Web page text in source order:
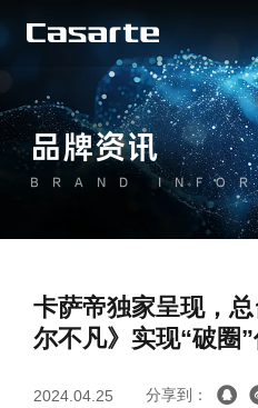
品牌资讯
BRAND
卡萨帝独家呈现，
尔不凡》实现“破圈
2024.04.25 分享到：